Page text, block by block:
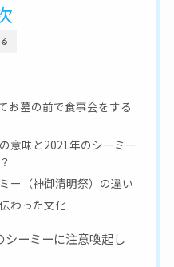
お墓の前で食事会をする
意味と2021年のシーミー
ー（神御清明祭）の違い
わった文化
ーミーに注意喚起し